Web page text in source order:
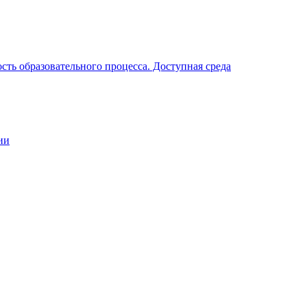
образовательного процесса. Доступная среда